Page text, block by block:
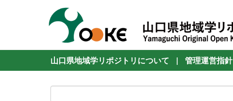
山口県地域学リポジトリについて | 管理運営指針